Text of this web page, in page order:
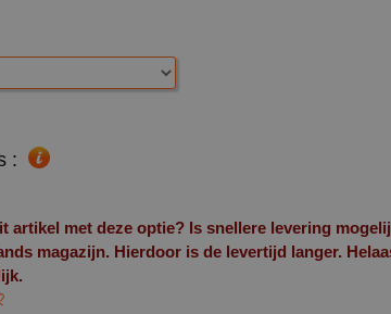
:
artikel met deze optie? Is snellere levering
magazijn. Hierdoor is de levertijd langer.